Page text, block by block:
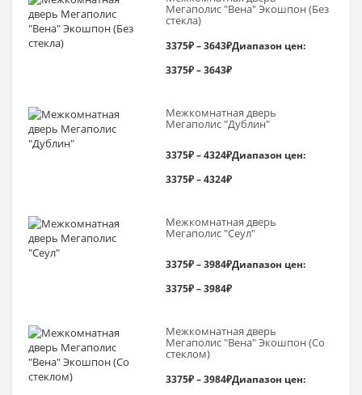
Мегаполис "Вена" Экошпон (Без
стекла)
3375₽–3643₽Диапазон цен:
3375₽ – 3643₽
Межкомнатная дверь
Мегаполис "Дублин"
3375₽–4324₽Диапазон цен:
3375₽ – 4324₽
Межкомнатная дверь
Мегаполис "Сеул"
3375₽–3984₽Диапазон цен:
3375₽ – 3984₽
Межкомнатная дверь
Мегаполис "Вена" Экошпон (Со
стеклом)
3375₽–3984₽Диапазон цен: